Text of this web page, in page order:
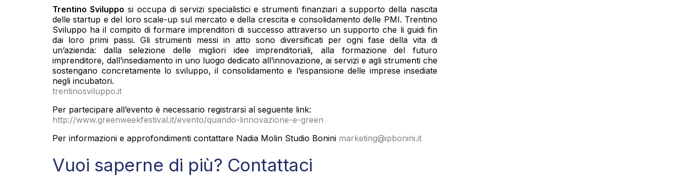
Trentino Sviluppo si occupa di servizi specialistici e strumenti finanziari a supporto della nascita
delle startup e del loro scale-up sul mercato e della crescita e consolidamento delle PMI. Trentino
Sviluppo ha il compito di formare imprenditori di successo attraverso un supporto che li guidi fin
dai loro primi passi. Gli strumenti messi in atto sono diversificati per ogni fase della vita di
un’azienda: dalla selezione delle migliori idee imprenditoriali, alla formazione del futuro
imprenditore, dall’insediamento in uno luogo dedicato all’innovazione, ai servizi e agli strumenti che
sostengano concretamente lo sviluppo, il consolidamento e l’espansione delle imprese insediate
negli incubatori.
trentinosviluppo.it
Per partecipare all’evento è necessario registrarsi al seguente link:
http://www.greenweekfestival.it/evento/quando-linnovazione-e-green
Per informazioni e approfondimenti contattare Nadia Molin Studio Bonini marketing@ipbonini.it
Vuoi saperne di più? Contattaci